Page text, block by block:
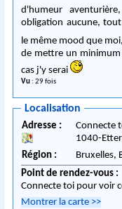
d'humeur
obligation aucune, tout au feeling...
le même mood que
de mettre un
cas j'y serai
Vu : 29 fois
Localisation
Adresse :
Connecte
1040-
Région :
Bruxelles,
Point de rendez-vous :
Connecte toi pour voir
Montrer la carte >>